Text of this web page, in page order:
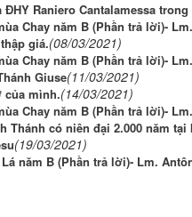
Raniero Cantalamessa trong
Chay năm B (Phần trả lời)-
giá.(08/03/2021)
Chay năm B (Phần trả lời)-
Giuse(11/03/2021)
của mình.(14/03/2021)
Chay năm B (Phần trả lời)-
Thánh có niên đại 2.000 năm tại
(19/03/2021)
năm B (Phần trả lời)- Lm.